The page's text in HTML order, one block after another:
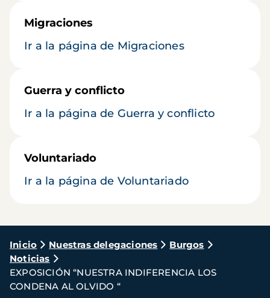
Migraciones
Ir a la página de Migraciones
Guerra y conflicto
Ir a la página de Guerra y conflicto
Voluntariado
Ir a la página de Voluntariado
Ruta
de
navegación
Inicio Nuestras delegaciones
Burgos
Noticias
EXPOSICIÓN “NUESTRA INDIFERENCIA LOS
CONDENA AL OLVIDO “